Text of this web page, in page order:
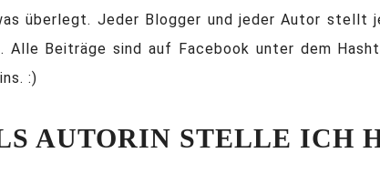
überlegt. Jeder Blogger und jeder Autor stellt
Alle Beiträge sind auf Facebook unter dem
:)
AUTORIN STELLE ICH